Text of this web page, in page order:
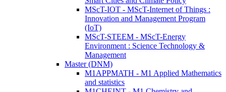
MScT-IOT - MScT-Internet of Things :
Innovation and Management Program
(IoT)
MScT-STEEM - MScT-Energy
Environment : Science Technology &
Management
Master (DNM)
M1APPMATH - M1 Applied Mathematics
and statistics